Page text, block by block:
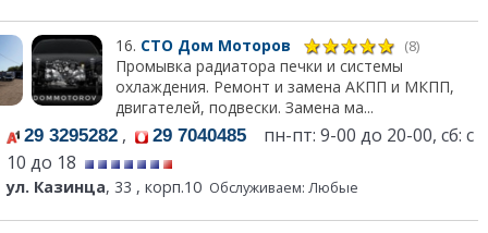
16. СТО Дом Моторов (8)
Промывка радиатора печки и системы
охлаждения. Ремонт и замена АКПП и МКПП,
двигателей, подвески. Замена ма...
29 3295282 , 29 7040485 пн-пт: 9-00 до 20-00, сб: с
10 до 18
ул. Казинца, 33 , корп.10 Обслуживаем: Любые